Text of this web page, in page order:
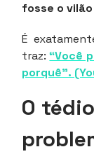
fosse o
É
traz:“Você
porquê”.
O